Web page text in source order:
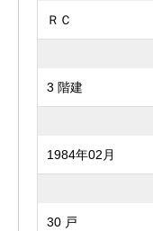
ＲＣ
3 階建
1984年02月
30 戸